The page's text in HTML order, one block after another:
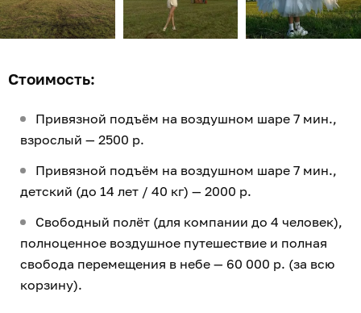
Стоимость:
Привязной подъём на воздушном шаре 7 мин.,
взрослый — 2500 р.
Привязной подъём на воздушном шаре 7 мин.,
детский (до 14 лет / 40 кг) — 2000 р.
Свободный полёт (для компании до 4 человек),
полноценное воздушное путешествие и полная
свобода перемещения в небе — 60 000 р. (за всю
корзину).